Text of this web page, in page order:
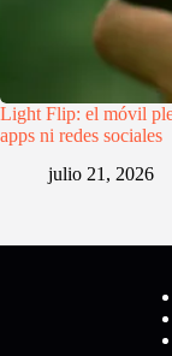
Light Flip: el móvil
apps ni redes sociales
julio 21, 2026